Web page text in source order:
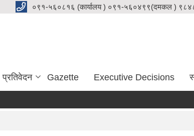
०९१-५६०८१६ (कार्यालय ) ०९१-५६०४९९(दमकल )
प्रतिवेदन Gazette Executive Decisions